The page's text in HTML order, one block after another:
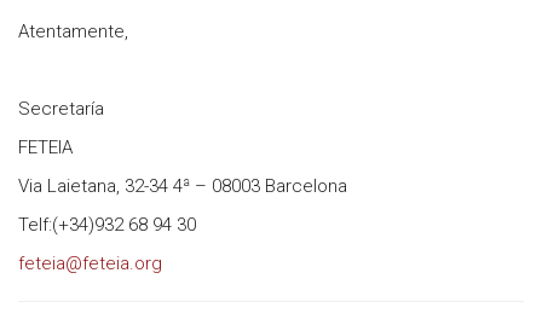
Atentamente,
Secretaría
FETEIA
Via Laietana, 32-34 4ª – 08003 Barcelona
Telf:(+34)932 68 94 30
feteia@feteia.org